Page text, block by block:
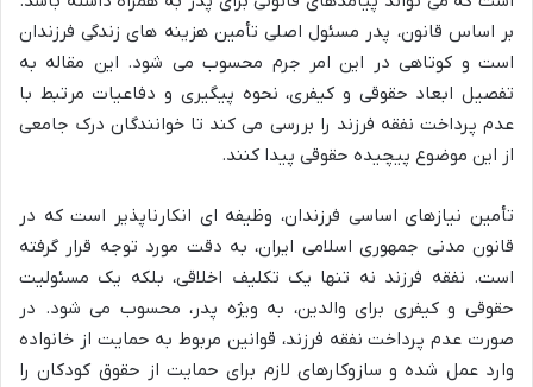
بر اساس قانون، پدر مسئول اصلی تأمین هزینه های زندگی فرزندان
است و کوتاهی در این امر جرم محسوب می شود. این مقاله به
تفصیل ابعاد حقوقی و کیفری، نحوه پیگیری و دفاعیات مرتبط با
عدم پرداخت نفقه فرزند را بررسی می کند تا خوانندگان درک جامعی
از این موضوع پیچیده حقوقی پیدا کنند.
تأمین نیازهای اساسی فرزندان، وظیفه ای انکارناپذیر است که در
قانون مدنی جمهوری اسلامی ایران، به دقت مورد توجه قرار گرفته
است. نفقه فرزند نه تنها یک تکلیف اخلاقی، بلکه یک مسئولیت
حقوقی و کیفری برای والدین، به ویژه پدر، محسوب می شود. در
صورت عدم پرداخت نفقه فرزند، قوانین مربوط به حمایت از خانواده
وارد عمل شده و سازوکارهای لازم برای حمایت از حقوق کودکان را